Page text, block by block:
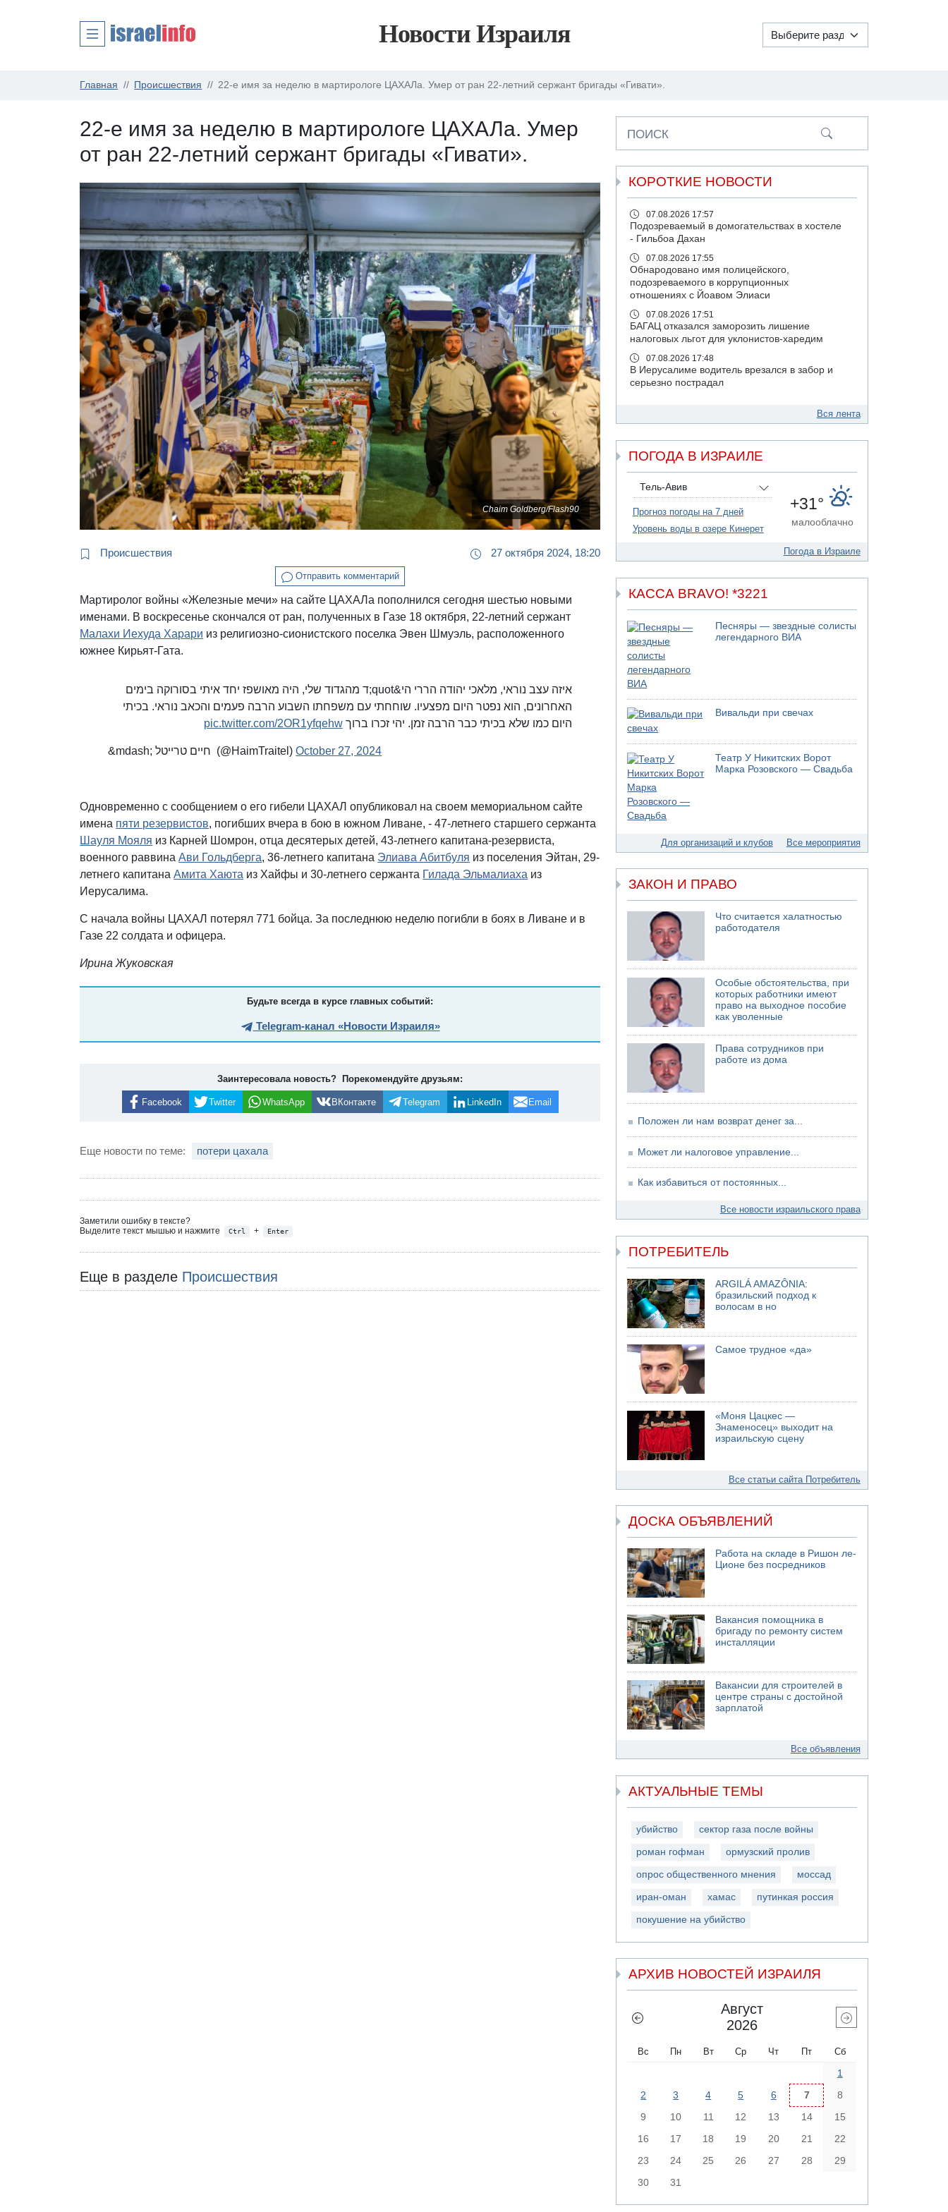
Новости Израиля
Главная Происшествия 22-е имя за неделю в мартирологе ЦАХАЛа. Умер от ран 22-летний сержант бригады «Гивати».
22-е имя за неделю в мартирологе ЦАХАЛа. Умер
от ран 22-летний сержант бригады «Гивати».
Chaim Goldberg/Flash90
Происшествия 27 октября 2024, 18:20
Отправить комментарий
Мартиролог войны «Железные мечи» на сайте ЦАХАЛа пополнился сегодня шестью новыми
именами. В воскресенье скончался от ран, полученных в Газе 18 октября, 22-летний сержант
Малахи Иехуда Харари из религиозно-сионистского поселка Эвен Шмуэль, расположенного
южнее Кирьят-Гата.
איזה עצב נוראי, מלאכי יהודה הררי הי&quot;ד מהגדוד שלי, היה מאושפז יחד איתי בסורוקה בימים
האחרונים, הוא נפטר היום מפצעיו. שוחחתי עם משפחתו השבוע הרבה פעמים והכאב נוראי. בכיתי
היום כמו שלא בכיתי כבר הרבה זמן. יהי זכרו ברוךpic.twitter.com/2OR1yfqehw
&mdash; חיים טרייטל (@HaimTraitel)October 27, 2024
Одновременно с сообщением о его гибели ЦАХАЛ опубликовал на своем мемориальном сайте
имена пяти резервистов, погибших вчера в бою в южном Ливане, - 47-летнего старшего сержанта
Шауля Мояля из Карней Шомрон, отца десятерых детей, 43-летнего капитана-резервиста,
военного раввинаАви Гольдберга, 36-летнего капитана Элиава Абитбуля из поселения Эйтан, 29-
летнего капитанаАмита Хаюта из Хайфы и 30-летнего сержанта Гилада Эльмалиаха из
Иерусалима.
С начала войны ЦАХАЛ потерял 771 бойца. За последнюю неделю погибли в боях в Ливане и в
Газе 22 солдата и офицера.
Ирина Жуковская
Будьте всегда в курсе главных событий:
Telegram-канал «Новости Израиля»
Заинтересовала новость? Порекомендуйте друзьям:
Facebook Twitter WhatsApp ВКонтакте Telegram LinkedIn Email
Еще новости по теме: потери цахала
Заметили ошибку в тексте?
Выделите текст мышью и нажмите
Ctrl + Enter
Еще в разделе Происшествия
ПОИСК
КОРОТКИЕ НОВОСТИ
07.08.2026 17:57
Подозреваемый в домогательствах в хостеле
- Гильбоа Дахан
07.08.2026 17:55
Обнародовано имя полицейского,
подозреваемого в коррупционных
отношениях с Йоавом Элиаси
07.08.2026 17:51
БАГАЦ отказался заморозить лишение
налоговых льгот для уклонистов-харедим
07.08.2026 17:48
В Иерусалиме водитель врезался в забор и
серьезно пострадал
солдата
Моджтаба Хаменеи в плохом состоянии
Министр обороны ушел с заседания кабинета
на свадьбу
Саудовская Аравия опасается нападения
07.08.2026 08:29
В Бат-Яме утонул мужчина
07.08.2026 08:29
Стрельба в школе Таиланда
07.08.2026 06:47
Недалеко от Бейт-Шемеша погиб
07.08.2026 06:24
Саудовская Аравия сообщает о нападении
06.08.2026 13:43
И еще иранские агенты
06.08.2026 13:13
Арестованы двое подозреваемых в стрельбе
по электрической компании
06.08.2026 13:07
Возле Кирьят-Арбы пожар на местности
06.08.2026 12:06
Ливана
06.08.2026 08:11
Украинская атака на российский НПЗ
05.08.2026 18:30
Израиль провел испытания системы
противоракетной обороны "Хец"
05.08.2026 18:28
МАДА призывает израильтян срочно сдавать
кровь
Вся лента
ПОГОДА В ИЗРАИЛЕ
Тель-Авив
Прогноз погоды на 7 дней
Уровень воды в озере Кинерет
+31°
малооблачно
Погода в Израиле
КАССА BRAVO! *3221
Песняры — звездные солисты
легендарного ВИА
Вивальди при свечах
Театр У Никитских Ворот
Марка Розовского — Свадьба
Для организаций и клубов Все мероприятия
ЗАКОН И ПРАВО
Что считается халатностью
работодателя
Особые обстоятельства, при
которых работники имеют
право на выходное пособие
как уволенные
Права сотрудников при
работе из дома
Положен ли нам возврат денег за...
Может ли налоговое управление...
Как избавиться от постоянных...
Все новости израильского права
ПОТРЕБИТЕЛЬ
ARGILÁ AMAZÔNIA:
бразильский подход к
волосам в но
Самое трудное «да»
«Моня Цацкес —
Знаменосец» выходит на
израильскую сцену
Все статьи сайта Потребитель
ДОСКА ОБЪЯВЛЕНИЙ
Работа на складе в Ришон ле-
Ционе без посредников
Вакансия помощника в
бригаду по ремонту систем
инсталляции
Вакансии для строителей в
центре страны с достойной
зарплатой
Все объявления
АКТУАЛЬНЫЕ ТЕМЫ
убийство сектор газа после войны
роман гофман ормузский пролив
опрос общественного мнения моссад
иран-оман хамас путинкая россия
покушение на убийство
АРХИВ НОВОСТЕЙ ИЗРАИЛЯ
Август
2026
Вс Пн Вт Ср Чт Пт Сб
1
2
3 4 5 6 7
8
9
10 11 12 13 14
15
16
17 18 19 20 21
22
23
24 25 26 27 28
29
30
31